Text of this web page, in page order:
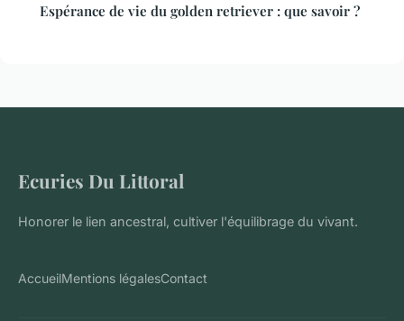
Espérance de vie du golden retriever : que savoir ?
Ecuries Du Littoral
Honorer le lien ancestral, cultiver l'équilibrage du vivant.
AccueilMentions légalesContact